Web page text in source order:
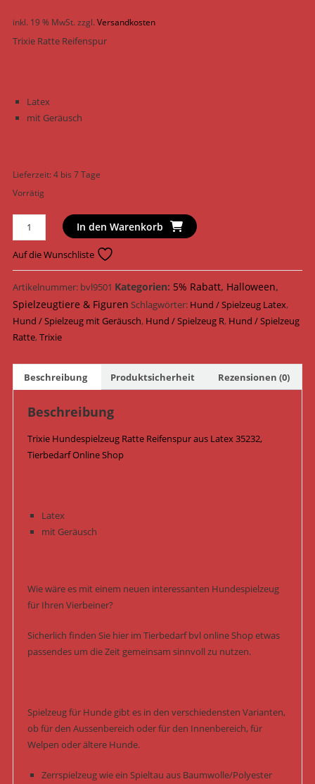
inkl. 19 % MwSt. zzgl. Versandkosten
Trixie Ratte Reifenspur
Latex
mit Geräusch
Lieferzeit:4 bis 7 Tage
Vorrätig
Trixie
Hundespielzeug
Ratte
Reifenspur
Latex
22
cm
35232
Grau
Menge
In den Warenkorb
Auf die Wunschliste
Artikelnummer: bvl9501 Kategorien: 5% Rabatt, Halloween,
Spielzeugtiere & Figuren Schlagwörter: Hund / Spielzeug Latex,
Hund / Spielzeug mit Geräusch, Hund / Spielzeug R, Hund / Spielzeug
Ratte,Trixie
Beschreibung Produktsicherheit Rezensionen (0)
Beschreibung
Trixie Hundespielzeug Ratte Reifenspur aus Latex 35232,
Tierbedarf Online Shop
Latex
mit Geräusch
Wie wäre es mit einem neuen interessanten Hundespielzeug
für Ihren Vierbeiner?
Sicherlich finden Sie hier im Tierbedarf bvl online Shop etwas
passendes um die Zeit gemeinsam sinnvoll zu nutzen.
Spielzeug für Hunde gibt es in den verschiedensten Varianten,
ob für den Aussenbereich oder für den Innenbereich, für
Welpen oder ältere Hunde.
Zerrspielzeug wie ein Spieltau aus Baumwolle/Polyester